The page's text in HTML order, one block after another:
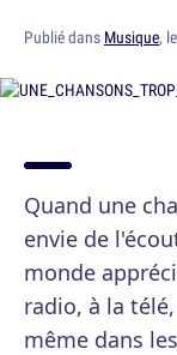
Publié dans Musique,
Quand une
envie de
monde
radio, à la
même dans